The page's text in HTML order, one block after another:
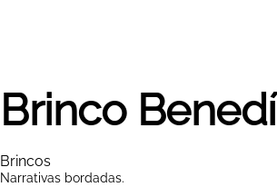
Brinco Benedí
Brincos
Narrativas bordadas.